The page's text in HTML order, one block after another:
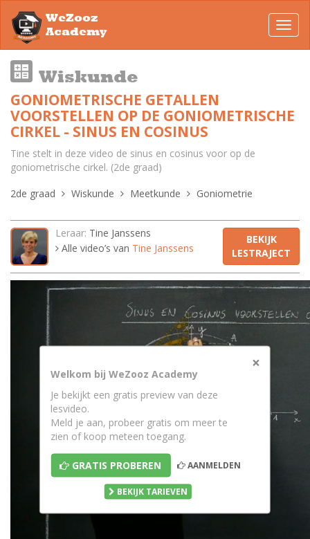
WeZooz
Academy
Wiskunde
GONIOMETRISCHE GETALLEN
VOORSTELLEN OP DE GONIOMETRISCHE
CIRKEL - SINUS EN COSINUS
Tine stelt in deze video de sinus en cosinus voor op de
goniometrische cirkel. (2de graad)
2de graad
Wiskunde Meetkunde Goniometrie
Leraar: Tine Janssens
Alle video’s van Tine Janssens
BEKIJK
LESTRAJECT
×
Welkom bij WeZooz Academy
Je bekijkt een gratis preview van deze
lesvideo.
Meld je aan, probeer gratis om meer te
zien of koop meteen toegang.
GRATIS PROBEREN AANMELDEN
BEKIJK TARIEVEN